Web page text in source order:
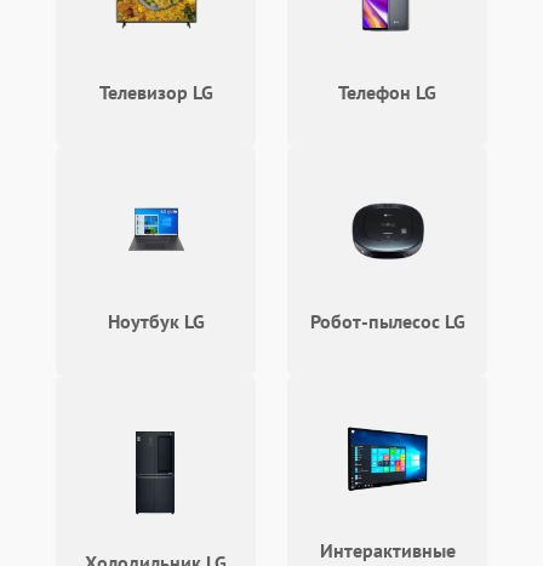
Телевизор LG Телефон LG
Ноутбук LG Робот-пылесос LG
Интерактивные